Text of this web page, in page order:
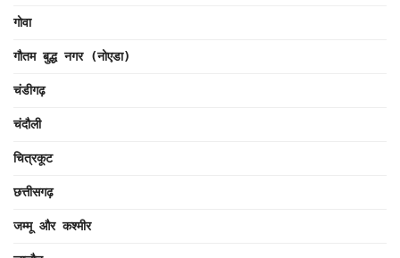
गोवा
गौतम बुद्ध नगर (नोएडा)
चंडीगढ़
चंदौली
चित्रकूट
छत्तीसगढ़
जम्मू और कश्मीर